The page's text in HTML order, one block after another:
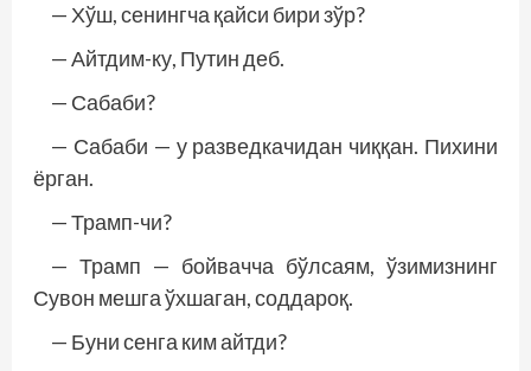
— Хўш, сенингча қайси бири зўр?
— Айтдим-ку, Путин деб.
— Сабаби?
— Сабаби — у разведкачидан чиққан. Пихини
ёрган.
— Трамп-чи?
— Трамп — бойвачча бўлсаям, ўзимизнинг
Сувон мешга ўхшаган, соддароқ.
— Буни сенга ким айтди?